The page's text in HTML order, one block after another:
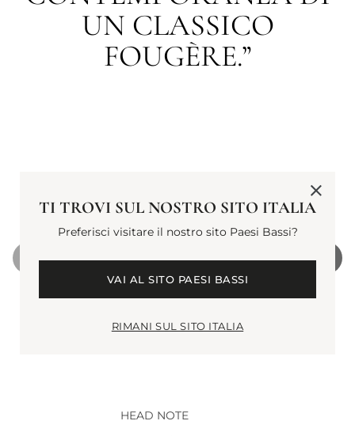
UN CLASSICO
FOUGÈRE.”
HEAD NOTE
TI TROVI SUL NOSTRO SITO ITALIA
Preferisci visitare il nostro sito Paesi Bassi?
VAI AL SITO PAESI BASSI
RIMANI SUL SITO ITALIA